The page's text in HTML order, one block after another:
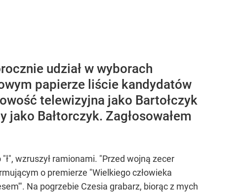
udział w wyborach
papierze liście kandydatów
telewizyjna jako Bartołczyk
Bałtorczyk. Zagłosowałem
wzruszył ramionami. "Przed wojną zecer
o premierze "Wielkiego człowieka
Na pogrzebie Czesia grabarz, biorąc z mych